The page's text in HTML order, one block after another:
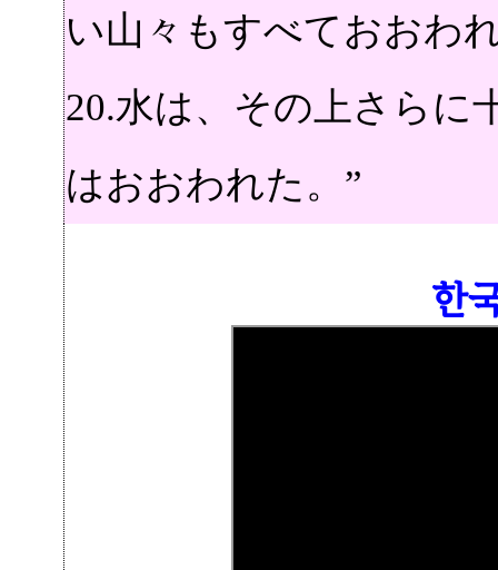
い山々もすべておおわ
20.水は、その上さらに
はおおわれた。”
한